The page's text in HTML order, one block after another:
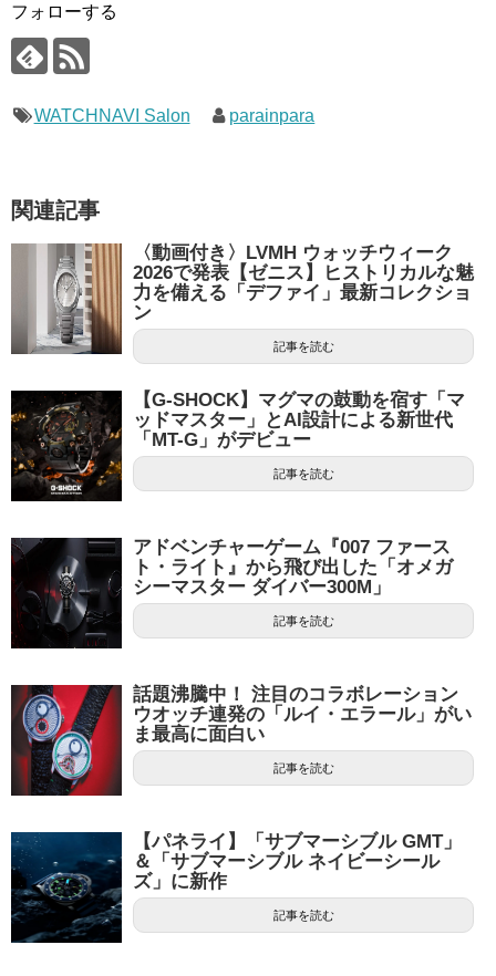
フォローする
WATCHNAVI Salon parainpara
関連記事
〈動画付き〉LVMH ウォッチウィーク
2026で発表【ゼニス】ヒストリカルな魅
力を備える「デファイ」最新コレクショ
ン
記事を読む
【G-SHOCK】マグマの鼓動を宿す「マ
ッドマスター」とAI設計による新世代
「MT-G」がデビュー
記事を読む
アドベンチャーゲーム『007 ファース
ト・ライト』から飛び出した「オメガ
シーマスター ダイバー300M」
記事を読む
話題沸騰中！ 注目のコラボレーション
ウオッチ連発の「ルイ・エラール」がい
ま最高に面白い
記事を読む
【パネライ】「サブマーシブル GMT」
＆「サブマーシブル ネイビーシール
ズ」に新作
記事を読む